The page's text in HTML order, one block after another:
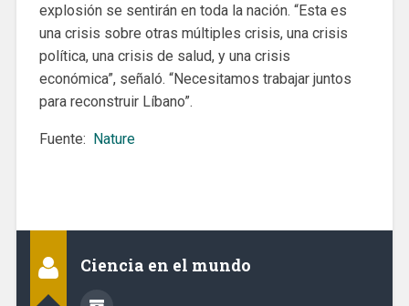
explosión se sentirán en toda la nación. “Esta es
una crisis sobre otras múltiples crisis, una crisis
política, una crisis de salud, y una crisis
económica”, señaló. “Necesitamos trabajar juntos
para reconstruir Líbano”.
Fuente: Nature
Ciencia en el mundo